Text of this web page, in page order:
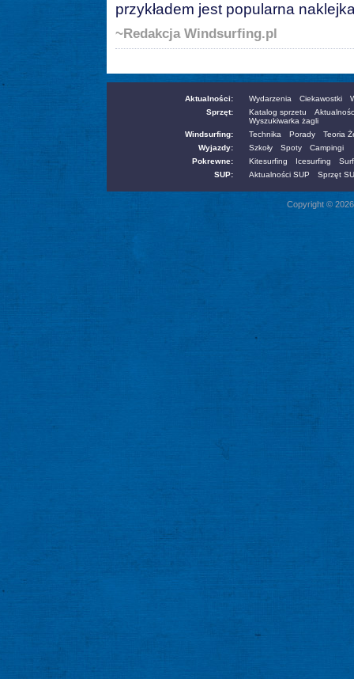
przykładem jest popularna
~Redakcja Windsurfing.pl
Aktualności: Wydarzenia Ciekawostki
Sprzęt:
Katalog sprzetu
Wyszukiwarka żagli
Windsurfing:
Technika Porady
Teoria
Wyjazdy:
Szkoły Spoty
Campingi
Pokrewne:
Kitesurfing Icesurfing
SUP:
Aktualności SUP Sprzęt
Copyright ©